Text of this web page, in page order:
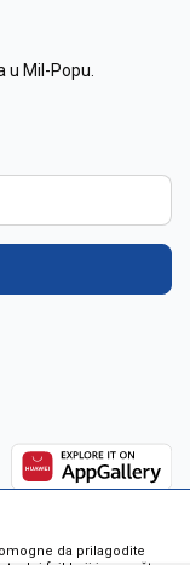
u Mil-Popu.
da prilagodite
fajl koji je smešten